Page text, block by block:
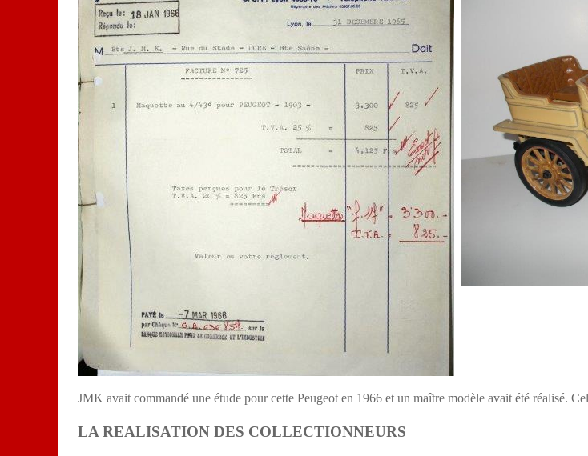
JMK avait commandé une étude pour cette Peugeot en 1966 et un maître modèle avait été réalisé.
LA REALISATION DES COLLECTIONNEURS